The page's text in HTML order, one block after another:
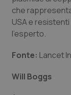
Rene &
che
USA e
l'esperto.
Fonte: Lancet
Will Boggs